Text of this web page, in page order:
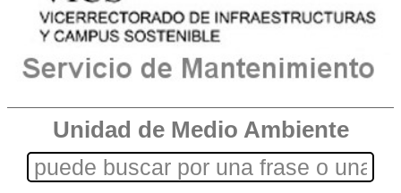
Unidad de Medio Ambiente